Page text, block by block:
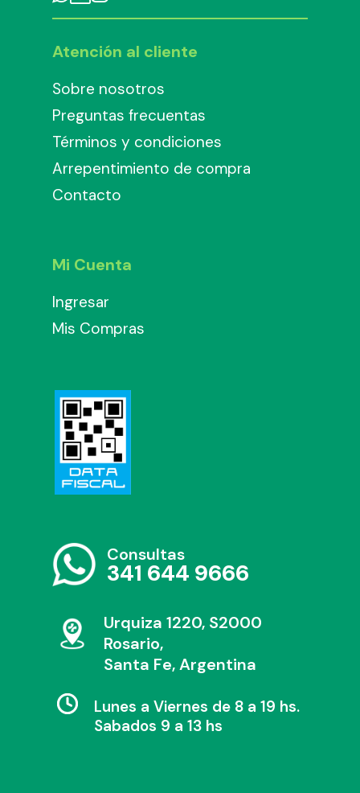
Atención al cliente
Sobre nosotros
Preguntas frecuentas
Términos y condiciones
Arrepentimiento de compra
Contacto
Mi Cuenta
Ingresar
Mis Compras
Consultas
341 644 9666
Urquiza 1220, S2000
Rosario,
Santa Fe, Argentina
Lunes a Viernes de 8 a 19 hs.
Sabados 9 a 13 hs